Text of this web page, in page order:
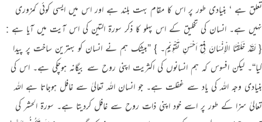
تعلق ہے ‘ بنیادی طور پر اس کا مقام بہت بلند ہے اور اس میں ایسی کوئی کمزوری
نہیں ہے۔ انسان کی تخلیق کے اس پہلو کا ذکر سورة التین کی اس آیت میں آیا ہے :
{ لَقَدْ خَلَقْنَا الْاِنْسَانَ فِیْٓ اَحْسَنِ تَقْوِیْمٍ۔ } ”بیشک ہم نے انسان کو بہترین ساخت پر پیدا
کیا“۔ لیکن افسوس کہ ہم انسانوں کی اکثریت اپنی روح سے بیگانہ ہوچکی ہے۔ اس کی
بنیادی وجہ اللہ کی یاد سے غفلت ہے۔ جو انسان اللہ تعالیٰ سے غافل ہوجاتا ہے اللہ
تعالیٰ سزا کے طور پر اسے خود اپنی ذات روح سے غافل کردیتا ہے۔ سورة الحشر کی